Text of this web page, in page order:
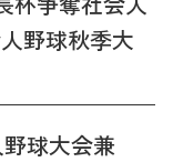
野球秋季大
球大会兼